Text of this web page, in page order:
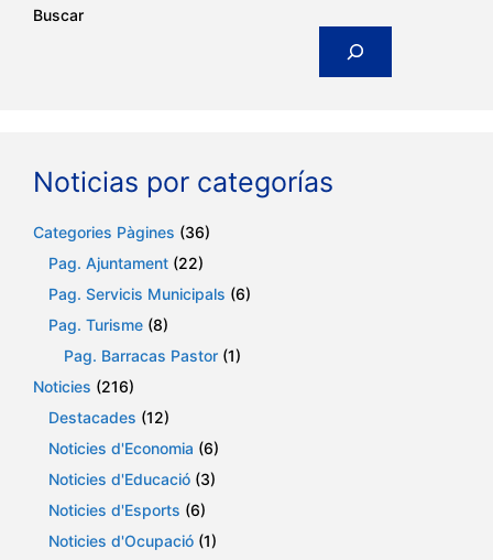
Buscar
Noticias por categorías
Categories Pàgines (36)
Pag. Ajuntament (22)
Pag. Servicis Municipals (6)
Pag. Turisme (8)
Pag. Barracas Pastor (1)
Noticies (216)
Destacades (12)
Noticies d'Economia (6)
Noticies d'Educació (3)
Noticies d'Esports (6)
Noticies d'Ocupació (1)